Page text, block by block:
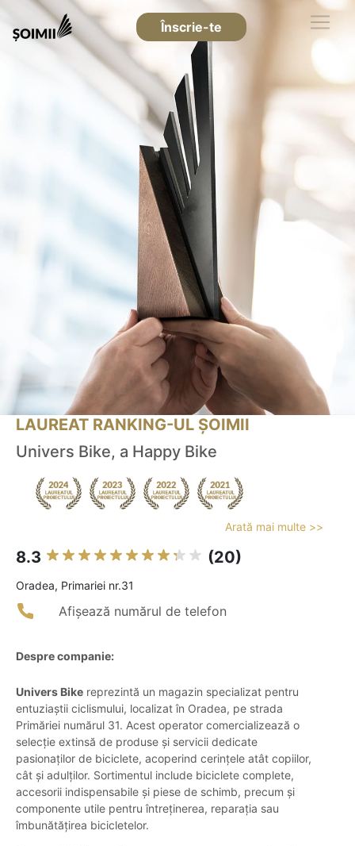
Înscrie-te
LAUREAT RANKING-UL ȘOIMII
Univers Bike, a Happy Bike
Arată mai multe >>
8.3 (20)
Oradea, Primariei nr.31
Afișează numărul de telefon
Despre companie:
Univers Bike reprezintă un magazin specializat pentru
entuziaștii ciclismului, localizat în Oradea, pe strada
Primăriei numărul 31. Acest operator comercializează o
selecție extinsă de produse și servicii dedicate
pasionaților de biciclete, acoperind cerințele atât copiilor,
cât și adulților. Sortimentul include biciclete complete,
accesorii indispensabile și piese de schimb, precum și
componente utile pentru întreținerea, reparația sau
îmbunătățirea bicicletelor.